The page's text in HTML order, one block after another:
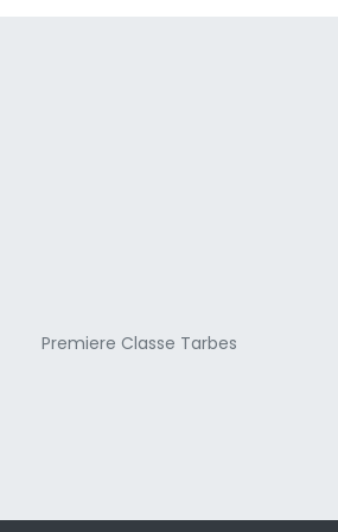
Premiere Classe Tarbes